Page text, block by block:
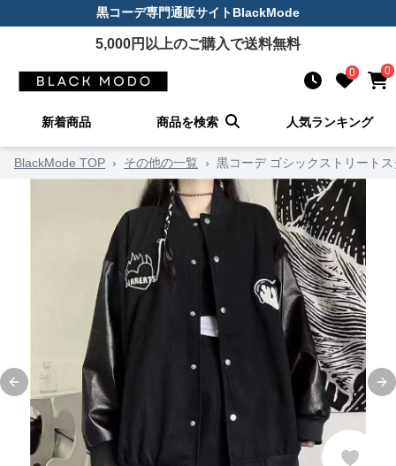
黒コーデ専門通販サイトBlackMode
5,000円以上のご購入で送料無料
0 0
新着商品 商品を検索 人気ランキング
BlackMode TOP › その他の一覧 › 黒コーデ ゴシックストリート
Previous slide